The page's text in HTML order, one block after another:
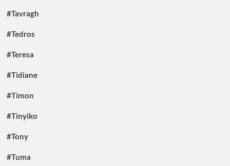
#Tavragh
#Tedros
#Teresa
#Tidiane
#Timon
#Tinyiko
#Tony
#Tuma